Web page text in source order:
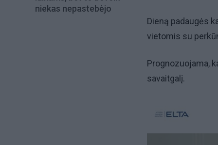
niekas nepastebėjo
Dieną padaugės
vietomis su
Prognozuojama,
savaitgalį.